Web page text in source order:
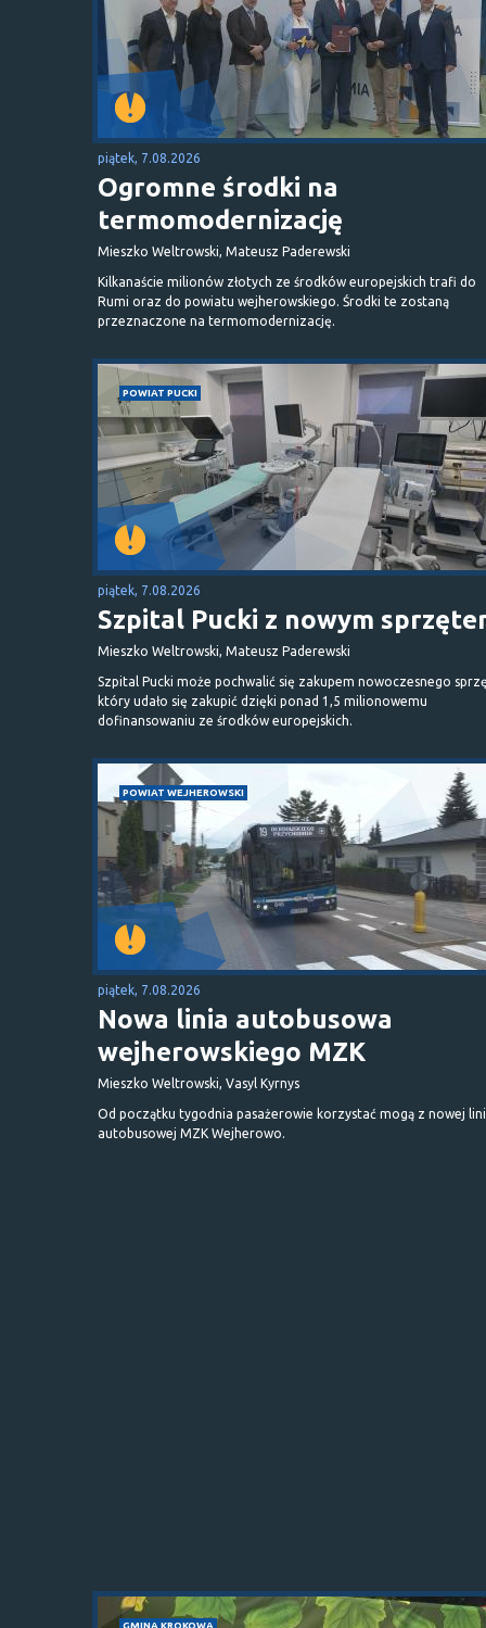
piątek, 7.08.2026
Ogromne środki na
termomodernizację
Mieszko Weltrowski, Mateusz Paderewski
Kilkanaście milionów złotych ze środków europejskich trafi do
Rumi oraz do powiatu wejherowskiego. Środki te zostaną
przeznaczone na termomodernizację.
POWIAT PUCKI
piątek, 7.08.2026
Szpital Pucki z nowym
Mieszko Weltrowski, Mateusz Paderewski
Szpital Pucki może pochwalić się zakupem nowoczesnego
który udało się zakupić dzięki ponad 1,5 milionowemu
dofinansowaniu ze środków europejskich.
POWIAT WEJHEROWSKI
piątek, 7.08.2026
Nowa linia autobusowa
wejherowskiego MZK
Mieszko Weltrowski, Vasyl Kyrnys
Od początku tygodnia pasażerowie korzystać mogą z nowej
autobusowej MZK Wejherowo.
GMINA KROKOWA